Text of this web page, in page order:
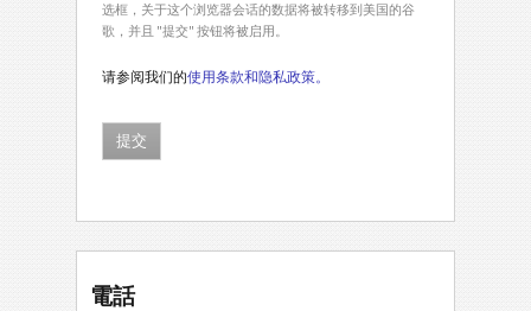
选框，关于这个浏览器会话的数据将被转移到美国的谷
歌，并且 "提交" 按钮将被启用。
请参阅我们的使用条款和隐私政策。
電話